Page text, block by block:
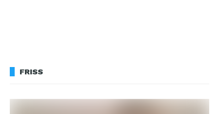
FRISS